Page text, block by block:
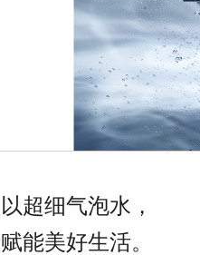
以超细气泡水，
赋能美好生活。